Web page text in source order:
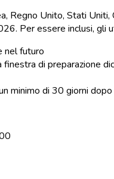
Unito, Stati
Per essere inclusi, gli
nel futuro
di preparazione
minimo di 30 giorni